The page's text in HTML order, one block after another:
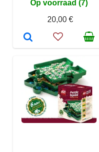
Op voorraad (7)
20,00 €